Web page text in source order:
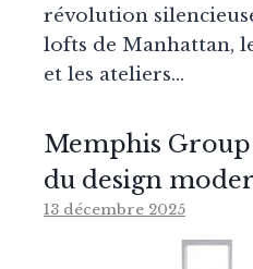
révolution
lofts de Manhattan,
et les ateliers…
Memphis Group
du design
13 décembre 2025